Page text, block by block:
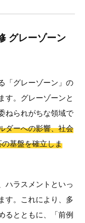
グレーゾーン
「グレーゾーン」の
す。グレーゾーンと
ねられがちな領域で
ダーへの影響、社会
基盤を確立しま
ハラスメントといっ
す。これにより、多
るとともに、「前例